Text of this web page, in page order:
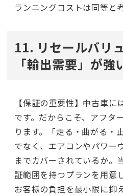
ランニングコストは同等と
11. リセールバリ
「輸出需要」が強
【保証の重要性】中古車
です。だからこそ、アフタ
ります。「走る・曲がる・
でなく、エアコンやパワー
までカバーされているか。
証範囲を持つプランを用意
お客様の負担を最小限に抑